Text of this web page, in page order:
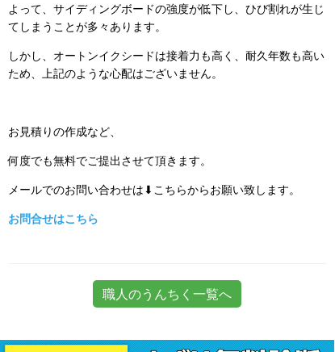
よって、サイディングボードの強度が低下し、ひび割れが生じ
てしまうことが多々あります。
しかし、オートンイクシードは接着力も高く、耐久年数も高い
ため、上記のような心配はございません。
お見積りの作成など、
何度でも無料でご提出させて頂きます。
メールでのお問い合わせは⬇こちらからお願い致します。
お問合せはこちら
職人のうんちく一覧へ